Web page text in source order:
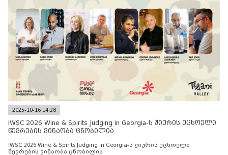
2025-10-16 14:28
IWSC 2026 Wine & Spirits Judging in Georgia-ს ჟიურის უცხოელი
წევრების ვინაობა ცნობილია
IWSC 2026 Wine & Spirits Judging in Georgia-ს ჟიურის უცხოელი
წევრების ვინაობა ცნობილია